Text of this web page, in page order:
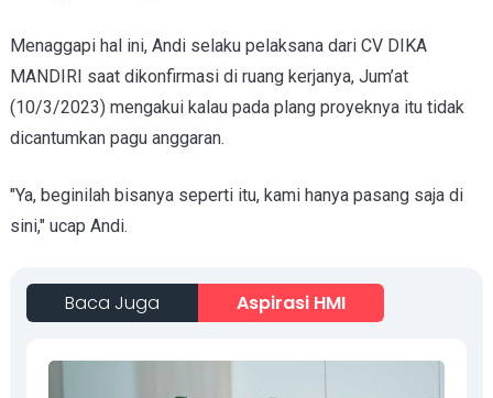
Menaggapi hal ini, Andi selaku pelaksana dari CV DIKA
MANDIRI saat dikonfirmasi di ruang kerjanya, Jum’at
(10/3/2023) mengakui kalau pada plang proyeknya itu tidak
dicantumkan pagu anggaran.
"Ya, beginilah bisanya seperti itu, kami hanya pasang saja di
sini," ucap Andi.
Baca Juga Aspirasi HMI